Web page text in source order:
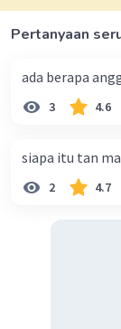
Pertanyaan
ada berapa
3 4.6
siapa itu tan
2 4.7